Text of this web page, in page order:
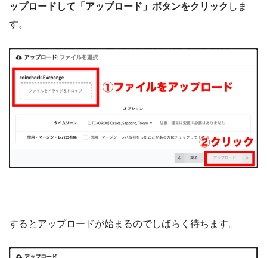
ップロードして「アップロード」ボタンをクリック しま
す。
するとアップロードが始まるのでしばらく待ちます。